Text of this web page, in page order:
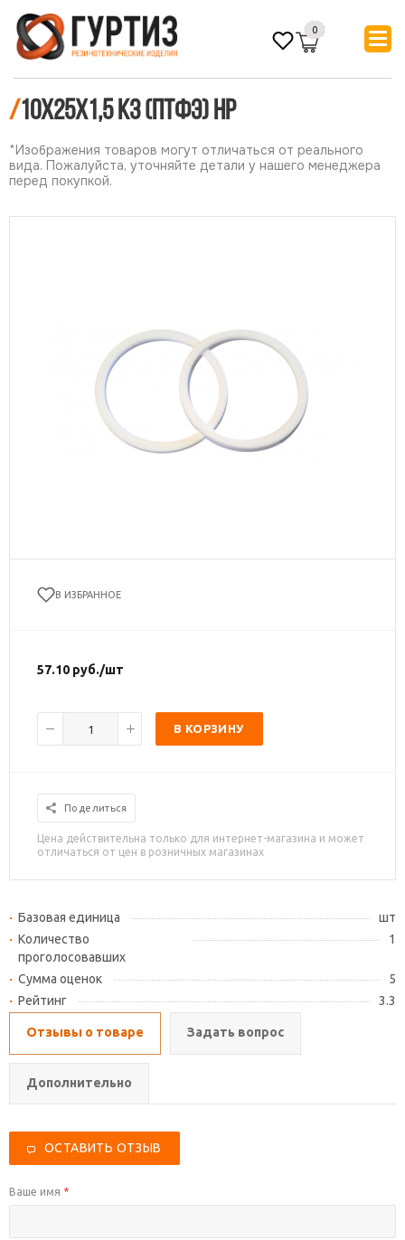
0
/10х25х1,5 КЗ (ПТФЭ) НР
*Изображения товаров могут отличаться от реального
вида. Пожалуйста, уточняйте детали у нашего менеджера
перед покупкой.
В ИЗБРАННОЕ
57.10 руб./шт
В КОРЗИНУ
Поделиться
Цена действительна только для интернет-магазина и может
отличаться от цен в розничных магазинах
Базовая единица
шт
Количество
проголосовавших
1
Сумма оценок
5
Рейтинг
3.3
Отзывы о товаре Задать вопрос
Дополнительно
ОСТАВИТЬ ОТЗЫВ
Ваше имя *